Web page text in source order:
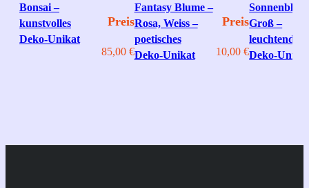
Bonsai –
kunstvolles
Deko‑Unikat
Preis
85,00 €
Fantasy Blume –
Rosa, Weiss –
poetisches
Deko‑Unikat
Preis
10,00€
Groß –
leuchtendes